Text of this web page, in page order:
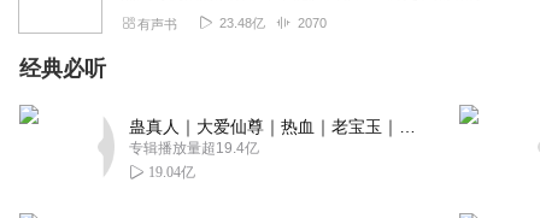
有声书 23.48亿 2070
经典必听
专辑播放量超19.4亿
19.04亿